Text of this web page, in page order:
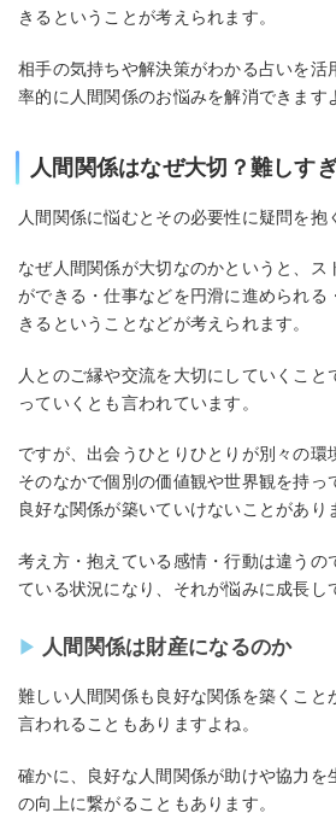
きるということが考えられます。
相手の気持ちや解決策がわかる占いを活
率的に人間関係のお悩みを解消できます
人間関係はなぜ大切？難しす
人間関係に悩むとその必要性に疑問を抱
なぜ人間関係が大切なのかというと、ス
ができる・仕事などを円滑に進められる
きるということなどが考えられます。
人とのご縁や交流を大切にしていくこと
っていくとも言われています。
ですが、出会うひとりひとりが別々の環
そのなかで個別の価値観や世界観を持っ
良好な関係が築いていけないことがあり
考え方・抱えている感情・行動は違うの
ている状況になり、それが悩みに成長し
人間関係は財産になるのか
難しい人間関係も良好な関係を築くこと
言われることもありますよね。
確かに、良好な人間関係が助けや協力を
の向上に繋がることもあります。